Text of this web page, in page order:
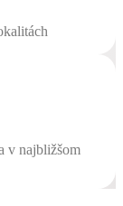
v najbližšom